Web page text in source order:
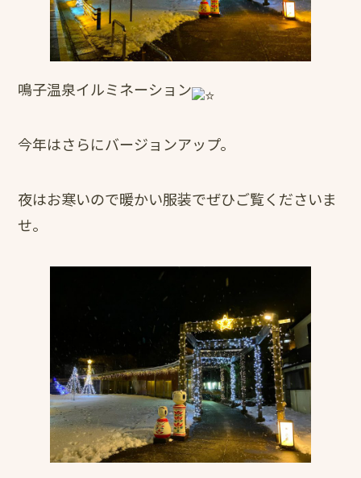
鳴子温泉イルミネーション
今年はさらにバージョンアップ。
夜はお寒いので暖かい服装でぜひご覧くださいま
せ。